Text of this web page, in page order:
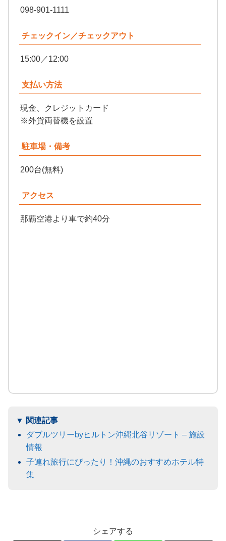
098-901-1111
チェックイン／チェックアウト
15:00／12:00
支払い方法
現金、クレジットカード
※外貨両替機を設置
駐車場・備考
200台(無料)
アクセス
那覇空港より車で約40分
ダブルツリーbyヒルトン沖縄北谷リゾート – 施設
情報
子連れ旅行にぴったり！沖縄のおすすめホテル特
集
シェアする